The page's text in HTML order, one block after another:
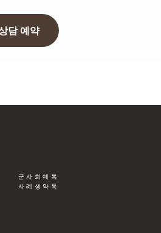
담 예약
군
사
사
례
회
생
예
약
톡
톡